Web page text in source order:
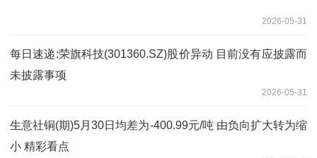
2026-05-31
每日速递:荣旗科技(301360.SZ)股价异动 目前没有应披露而
未披露事项
2026-05-31
生意社铜(期)5月30日均差为-400.99元/吨 由负向扩大转为缩
小 精彩看点